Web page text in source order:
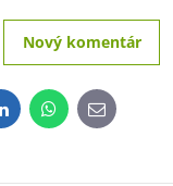
Nový komentár
LinkedInWhatsApp
E-
mail